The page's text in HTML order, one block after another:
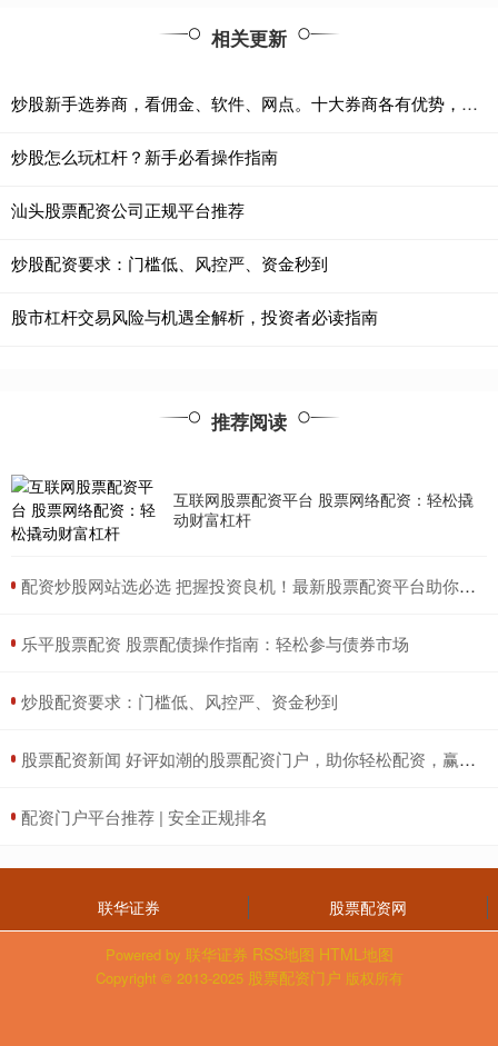
相关更新
炒股新手选券商，看佣金、软件、网点。十大券商各有优势，一文对比避坑。
炒股怎么玩杠杆？新手必看操作指南
汕头股票配资公司正规平台推荐
炒股配资要求：门槛低、风控严、资金秒到
股市杠杆交易风险与机遇全解析，投资者必读指南
推荐阅读
互联网股票配资平台 股票网络配资：轻松撬
动财富杠杆
​配资炒股网站选必选 把握投资良机！最新股票配资平台助你财富增值
​乐平股票配资 股票配债操作指南：轻松参与债券市场
​炒股配资要求：门槛低、风控严、资金秒到
​股票配资新闻 好评如潮的股票配资门户，助你轻松配资，赢取财富
​配资门户平台推荐 | 安全正规排名
联华证券 股票配资网
Powered by 联华证券 RSS地图 HTML地图
Copyright © 2013-2025 股票配资门户 版权所有